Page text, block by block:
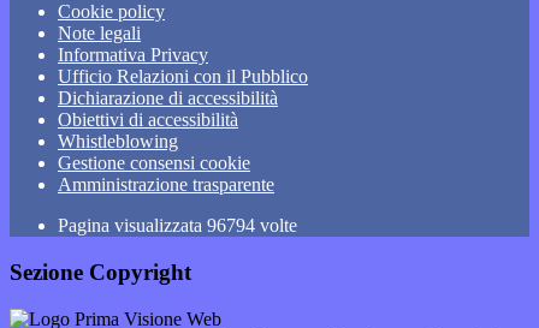
Cookie policy
Note legali
Informativa Privacy
Ufficio Relazioni con il Pubblico
Dichiarazione di accessibilità
Obiettivi di accessibilità
Whistleblowing
Gestione consensi cookie
Amministrazione trasparente
Pagina visualizzata 96794 volte
Sezione Copyright